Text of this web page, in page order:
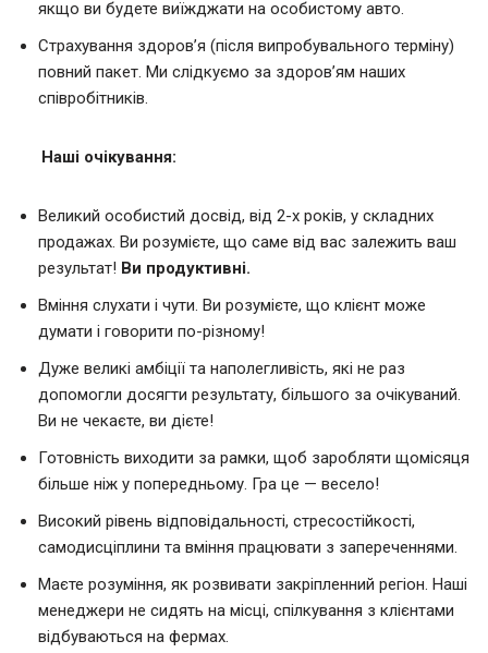
якщо ви будете виїжджати на особистому авто.
Страхування здоров’я (після випробувального терміну)
повний пакет. Ми слідкуємо за здоров’ям наших
співробітників.
Наші очікування:
Великий особистий досвід, від 2-х років, у складних
продажах. Ви розумієте, що саме від вас залежить ваш
результат! Ви продуктивні.
Вміння слухати і чути. Ви розумієте, що клієнт може
думати і говорити по-різному!
Дуже великі амбіції та наполегливість, які не раз
допомогли досягти результату, більшого за очікуваний.
Ви не чекаєте, ви дієте!
Готовність виходити за рамки, щоб заробляти щомісяця
більше ніж у попередньому. Гра це — весело!
Високий рівень відповідальності, стресостійкості,
самодисціплини та вміння працювати з запереченнями.
Маєте розуміння, як розвивати закріпленний регіон. Наші
менеджери не сидять на місці, спілкування з клієнтами
відбуваються на фермах.